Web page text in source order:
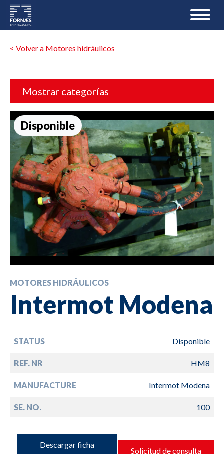
< Volver a Motores hidráulicos
Mostrar categorías
Disponible
MOTORES HIDRÁULICOS
Intermot Modena
STATUS Disponible
REF. NR HM8
MANUFACTURE Intermot Modena
SE. NO. 100
Descargar ficha
Solicitud de consulta